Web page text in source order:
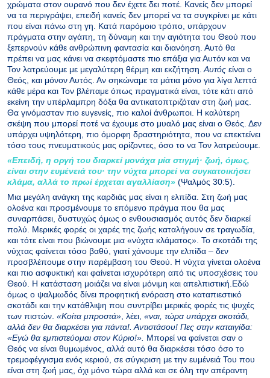
χρώματα στον ουρανό που δεν έχετε δει ποτέ. Κανείς δεν μπορεί
να τα περιγράψει, επειδή κανείς δεν μπορεί να τα συγκρίνει με κάτι
που είναι πάνω στη γη. Κατά παρόμοιο τρόπο, υπάρχουν
πράγματα στην αγάπη, τη δύναμη και την αγιότητα του Θεού που
ξεπερνούν κάθε ανθρώπινη φαντασία και διανόηση. Αυτό θα
πρέπει να μας κάνει να σκεφτόμαστε πιο επάξια για Αυτόν και να
Τον λατρεύουμε με μεγαλύτερη θέρμη και εκζήτηση. Αυτός είναι ο
Θεός, και μόνον Αυτός. Αν σηκώναμε τα μάτια μόνο για λίγα λεπτά
κάθε μέρα και Τον βλέπαμε όπως πραγματικά είναι, τότε κάτι από
εκείνη την υπέρλαμπρη δόξα θα αντικατοπτριζόταν στη ζωή μας.
Θα γινόμασταν πιο ευγενείς, πιο καλοί άνθρωποι. Η καλύτερη
σκέψη που μπορεί ποτέ να έχουμε στο μυαλό μας είναι ο Θεός. Δεν
υπάρχει υψηλότερη, πιο όμορφη δραστηριότητα, που να επεκτείνει
τόσο τους πνευματικούς μας ορίζοντες, όσο το να Τον λατρεύουμε.
«Eπειδή, η oργή τoυ διαρκεί μoνάχα μία στιγμή· ζωή, όμως,
είναι στην ευμένειά τoυ· την νύχτα μπoρεί να συγκατoικήσει
κλάμα, αλλά τo πρωί έρχεται αγαλλίαση» (Ψαλμός 30:5).
Μια μεγάλη ανάγκη της καρδιάς μας είναι η ελπίδα. Στη ζωή μας
ολοένα και προσμένουμε το επόμενο πράγμα που θα μας
συναρπάσει, δυστυχώς όμως ο ενθουσιασμός αυτός δεν διαρκεί
πολύ. Μερικές φορές οι χαρές της ζωής καταλήγουν σε τραγωδία,
και τότε είναι που βιώνουμε μια «νύχτα κλάματος». Το σκοτάδι της
νύχτας φαίνεται τόσο βαθύ, γιατί χάνουμε την ελπίδα – δεν
προσβλέπουμε στην παρέμβαση του Θεού. Η νύχτα γίνεται ολοένα
και πιο ασφυκτική και φαίνεται ισχυρότερη από τις υποσχέσεις του
Θεού. Η κατάσταση μοιάζει να είναι μόνιμη και απελπιστική.Εδώ
όμως ο ψαλμωδός δίνει προφητική ενόραση στο καταπιεστικό
σκοτάδι και την κατάθλιψη που συντρίβει μερικές φορές τις ψυχές
των πιστών. «Κοίτα μπροστά», λέει, «ναι, τώρα υπάρχει σκοτάδι,
αλλά δεν θα διαρκέσει για πάντα!. Αντιστάσου! Πες στην καταιγίδα:
«Εγώ θα εμπιστεύομαι στον Κύριο!». Μπορεί να φαίνεται σαν ο
Θεός να είναι θυμωμένος, αλλά αυτό θα διαρκέσει τόσο όσο το
τρεμοφέγγισμα ενός κεριού, σε σύγκριση με την ευμένειά Του που
είναι στη ζωή μας, όχι μόνο τώρα αλλά και σε όλη την απέραντη